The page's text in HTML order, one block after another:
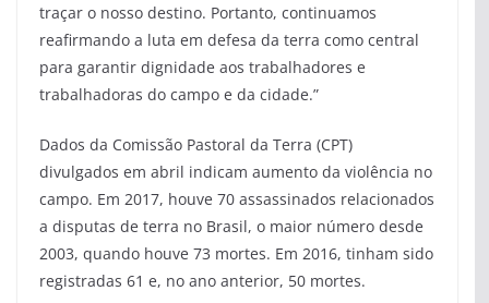
traçar o nosso destino. Portanto, continuamos
reafirmando a luta em defesa da terra como central
para garantir dignidade aos trabalhadores e
trabalhadoras do campo e da cidade.”
Dados da Comissão Pastoral da Terra (CPT)
divulgados em abril indicam aumento da violência no
campo. Em 2017, houve 70 assassinados relacionados
a disputas de terra no Brasil, o maior número desde
2003, quando houve 73 mortes. Em 2016, tinham sido
registradas 61 e, no ano anterior, 50 mortes.